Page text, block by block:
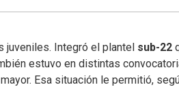
juveniles. Integró el plantel sub-22
estuvo en distintas
Esa situación le permitió,